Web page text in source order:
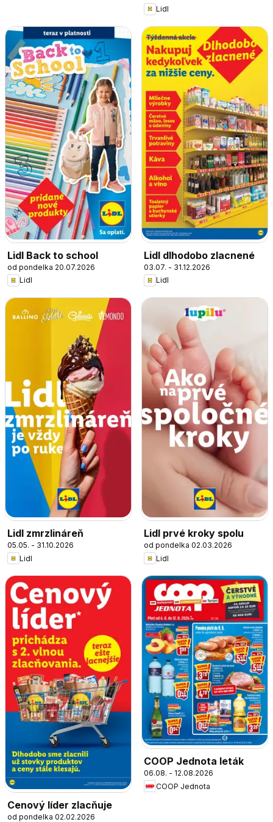
Lidl
Lidl Back to school
od pondelka 20.07.2026
Lidl
Lidl dlhodobo zlacnené
03.07. - 31.12.2026
Lidl
Lidl zmrzlináreň
05.05. - 31.10.2026
Lidl
Lidl prvé kroky spolu
od pondelka 02.03.2026
Lidl
Cenový líder zlacňuje
od pondelka 02.02.2026
COOP Jednota leták
06.08. - 12.08.2026
COOP Jednota